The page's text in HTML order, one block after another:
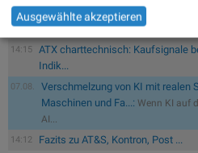
14:40 #gabb Volumensradar: Bajaj
14:20 PIR-News: Post, Kontron (Christine
14:15
ATX charttechnisch: Kaufsignale
Indik...
07.08.
Verschmelzung von KI mit realen
Maschinen und Fa...: Wenn KI auf
AI...
14:12 Fazits zu AT&S, Kontron, Post ...
Ausgewählte akzeptieren